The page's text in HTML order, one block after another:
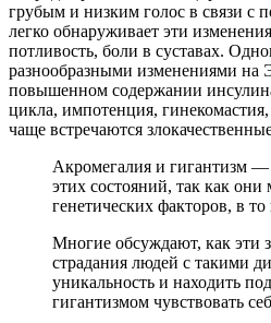
грубым и низким голос в связи с
легко обнаруживает эти
потливость, боли в суставах.
разнообразными изменениями на
повышенном содержании инсулина
цикла, импотенция,
чаще встречаются
Акромегалия и гигантизм —
этих состояний, так как
генетических факторов, в
Многие обсуждают, как эти
страдания людей с такими
уникальность и находить
гигантизмом чувствовать